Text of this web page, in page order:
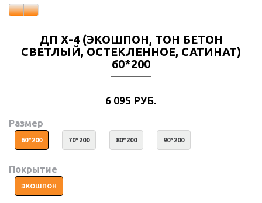
ДП Х-4 (ЭКОШПОН, ТОН БЕТОН
СВЕТЛЫЙ, ОСТЕКЛЕННОЕ, САТИНАТ)
60*200
6 095 РУБ.
Размер
60*200 70*200 80*200 90*200
Покрытие
ЭКОШПОН